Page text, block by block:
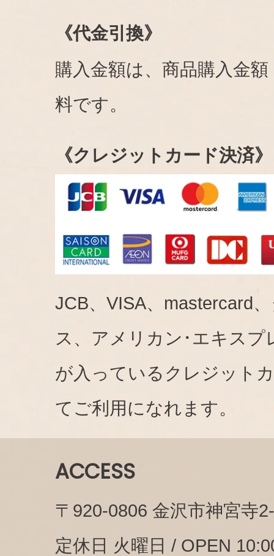
《代金引換》
購入金額は、商品購入金
料です。
《クレジットカード決済》
JCB、VISA、mastercard
ス、アメリカン･エキスプ
が入っているクレジット
てご利用になれます。
ACCESS
〒920-0806 金沢市神宮寺
定休日 火曜日 / OPEN